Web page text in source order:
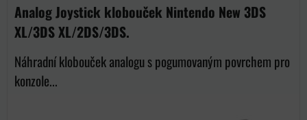
Analog Joystick klobouček Nintendo New 3DS
XL/3DS XL/2DS/3DS.
Náhradní klobouček analogu s pogumovaným povrchem pro
konzole...